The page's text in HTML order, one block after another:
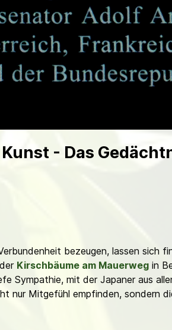
- Das
bezeugen, lassen sich
Kirschbäume am Mauerweg in
Sympathie, mit der Japaner aus
nur Mitgefühl empfinden, sondern